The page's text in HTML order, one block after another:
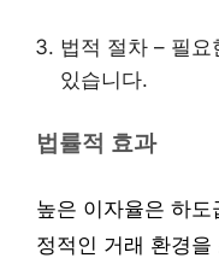
법적 절차 – 필
있습니다.
법률적 효과
높은 이자율은 하
정적인 거래 환경